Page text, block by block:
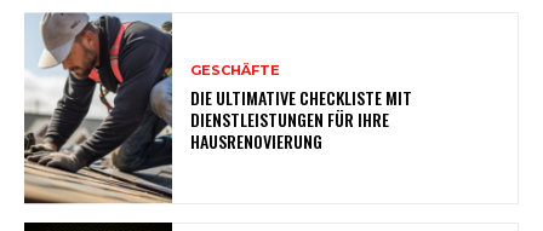
GESCHÄFTE
DIE ULTIMATIVE CHECKLISTE MIT
DIENSTLEISTUNGEN FÜR IHRE
HAUSRENOVIERUNG